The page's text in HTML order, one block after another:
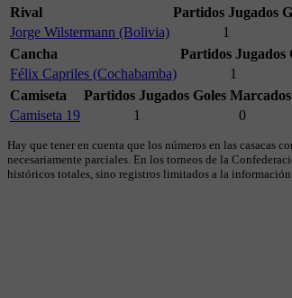
Rival
Partidos Jugados
Jorge Wilstermann (Bolivia)
1
Cancha
Partidos Jugados
Félix Capriles (Cochabamba)
1
Camiseta
Partidos Jugados Goles Marcados
Camiseta 19
1 0
Hay que tener en cuenta que los números en las casacas
necesariamente parciales. En los torneos de la
históricos totales, sino registros limitados a la información